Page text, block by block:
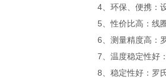
4、环保、便携：
5、性价比高：线
6、测量精度高：
7、温度稳定性好
8、稳定性好：罗